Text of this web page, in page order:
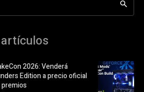
2026: Venderá
Edition a precio oficial